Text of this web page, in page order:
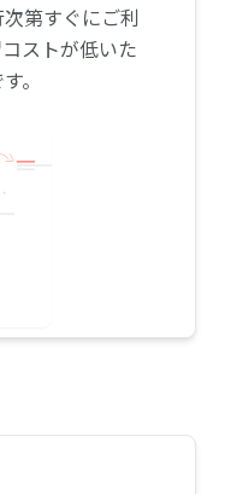
第すぐにご利
ストが低いた
。